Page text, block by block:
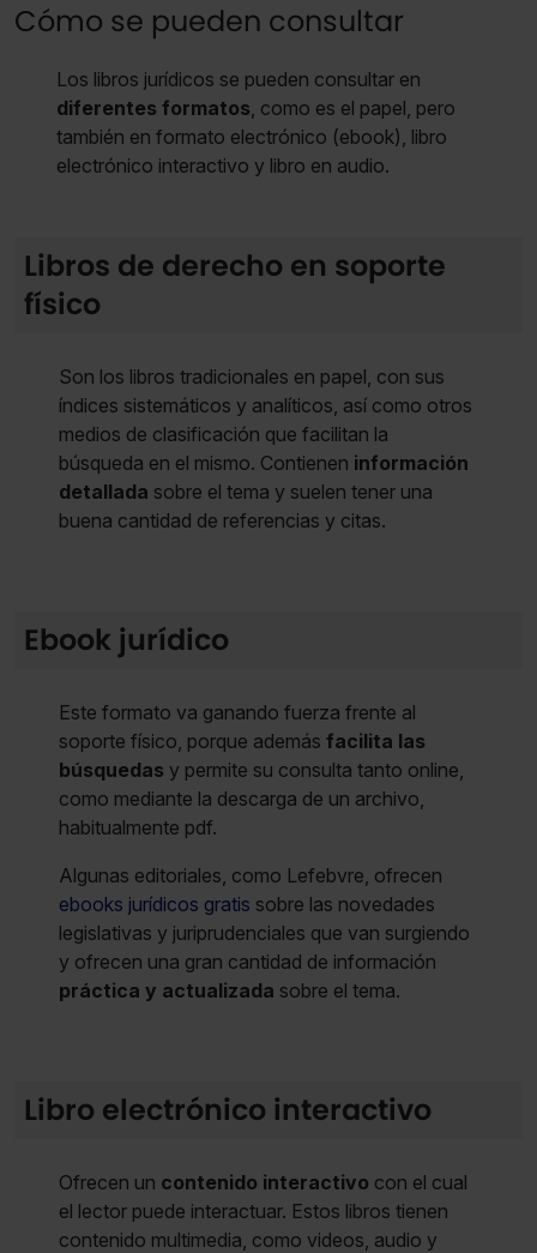
Cómo se pueden consultar
Los libros jurídicos se pueden consultar en
diferentes formatos, como es el papel, pero
también en formato electrónico (ebook), libro
electrónico interactivo y libro en audio.
Libros de derecho en soporte
físico
Son los libros tradicionales en papel, con sus
índices sistemáticos y analíticos, así como otros
medios de clasificación que facilitan la
búsqueda en el mismo. Contienen información
detallada sobre el tema y suelen tener una
buena cantidad de referencias y citas.
Ebook jurídico
Este formato va ganando fuerza frente al
soporte físico, porque ademásfacilita las
búsquedas y permite su consulta tanto online,
como mediante la descarga de un archivo,
habitualmente pdf.
Algunas editoriales, como Lefebvre, ofrecen
ebooks jurídicos gratis sobre las novedades
legislativas y juriprudenciales que van surgiendo
y ofrecen una gran cantidad de información
práctica y actualizada sobre el tema.
Libro electrónico interactivo
Ofrecen un contenido interactivo con el cual
el lector puede interactuar. Estos libros tienen
contenido multimedia, como videos, audio y